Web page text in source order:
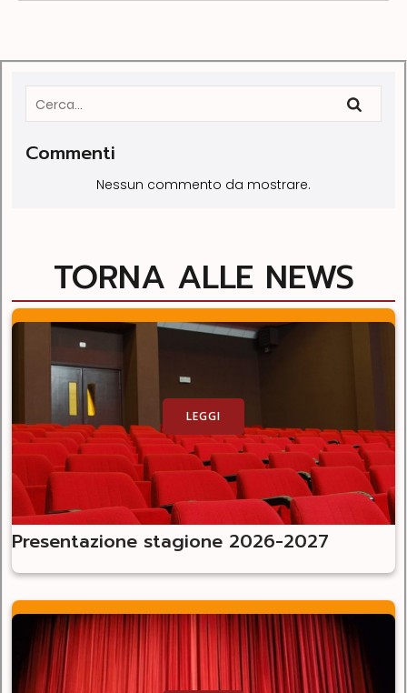
Commenti
Nessun commento da mostrare.
TORNA ALLE NEWS
LEGGI
Presentazione stagione 2026-2027